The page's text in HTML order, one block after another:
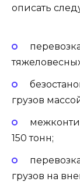
описать
грузов
150 тонн;
грузов на